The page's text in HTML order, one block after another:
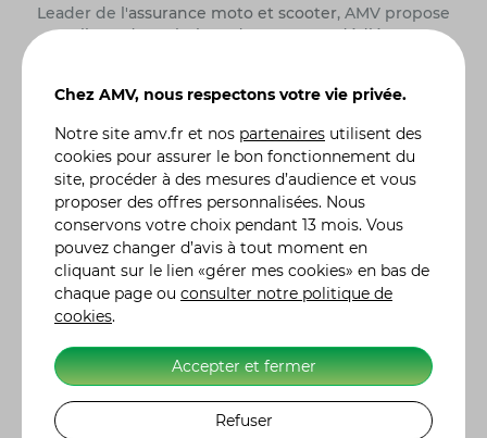
Leader de l'assurance moto et scooter, AMV propose
en ligne des solutions d'assurances dédiées aux
gamme complète de formules d'assurance, des plus
jetski ou quad, adaptées à vos besoins réels. Vous
pouvez moduler vos contrats en y incluant des
garanties particulières, en fonction de l'utilisation ou
des risques liés à votre véhicule. De la demande de
devis à la souscription de votre contrat assurance
moto, auto ou autre, tout se fait en ligne. Nos 300
conseillers sont également à votre écoute pour vous
renseigner et vous accompagner dans le choix de
votre contrat d'assurance. Retrouvez l'histoire des
Alors n'hésitez plus et, ensemble, ayons l'assurance
de gagner ! Label Excellence Assurance Moto
Scooter. AMV Assurance Moto sur 5243 clients
interrogés par Avis Vérifiés, AMV obtient une note de
Chez AMV, nous respectons votre vie privée.
Notre site amv.fr et nos partenaires utilisent des
cookies pour assurer le bon fonctionnement du
site, procéder à des mesures d’audience et vous
proposer des offres personnalisées. Nous
conservons votre choix pendant 13 mois. Vous
pouvez changer d’avis à tout moment en
cliquant sur le lien «gérer mes cookies» en bas de
chaque page ou consulter notre politique de
cookies.
Accepter et fermer
Refuser